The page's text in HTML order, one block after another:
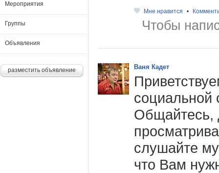
Мне нравится •
Чтобы
Ваня Кадет
Общайтесь,
слушайте
что Вам
Мероприятия
Группы
Объявления
разместить объявление